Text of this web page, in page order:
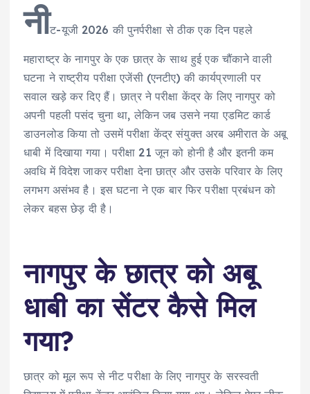
नीट-यूजी 2026 की पुनर्परीक्षा से ठीक एक दिन पहले
महाराष्ट्र के नागपुर के एक छात्र के साथ हुई एक चौंकाने वाली
घटना ने राष्ट्रीय परीक्षा एजेंसी (एनटीए) की कार्यप्रणाली पर
सवाल खड़े कर दिए हैं। छात्र ने परीक्षा केंद्र के लिए नागपुर को
अपनी पहली पसंद चुना था, लेकिन जब उसने नया एडमिट कार्ड
डाउनलोड किया तो उसमें परीक्षा केंद्र संयुक्त अरब अमीरात के अबू
धाबी में दिखाया गया। परीक्षा 21 जून को होनी है और इतनी कम
अवधि में विदेश जाकर परीक्षा देना छात्र और उसके परिवार के लिए
लगभग असंभव है। इस घटना ने एक बार फिर परीक्षा प्रबंधन को
लेकर बहस छेड़ दी है।
नागपुर के छात्र को अबू
धाबी का सेंटर कैसे मिल
गया?
छात्र को मूल रूप से नीट परीक्षा के लिए नागपुर के सरस्वती